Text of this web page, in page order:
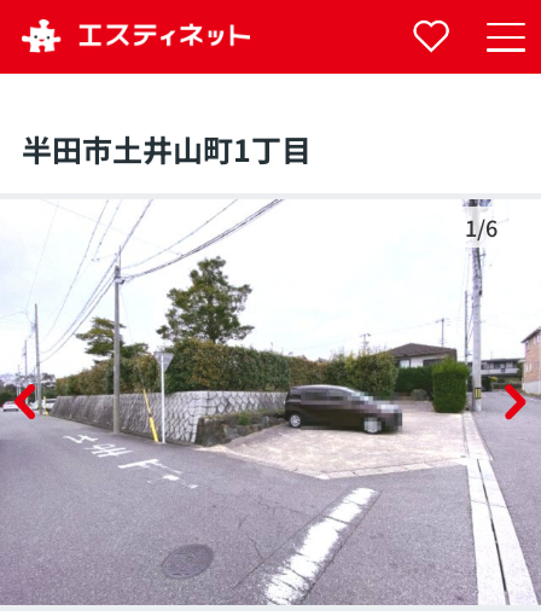
半田市土井山町1丁目
1/6